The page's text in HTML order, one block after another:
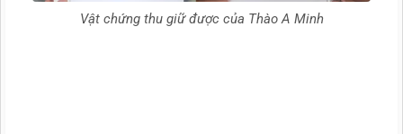
Vật chứng thu giữ được của Thào A Minh